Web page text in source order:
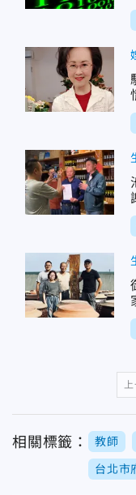
上
相關標籤： 教師
台北市